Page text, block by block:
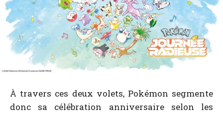
À travers ces deux volets, Pokémon segmente
donc sa célébration anniversaire selon les